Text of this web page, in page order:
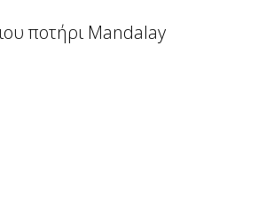
ποτήρι Mandalay